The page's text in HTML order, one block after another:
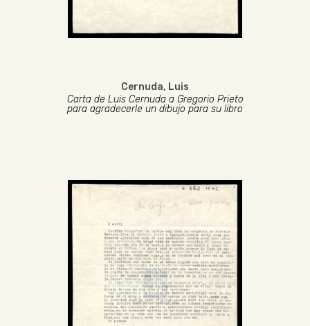
Cernuda, Luis
Carta de Luis Cernuda a Gregorio Prieto
para agradecerle un dibujo para su libro